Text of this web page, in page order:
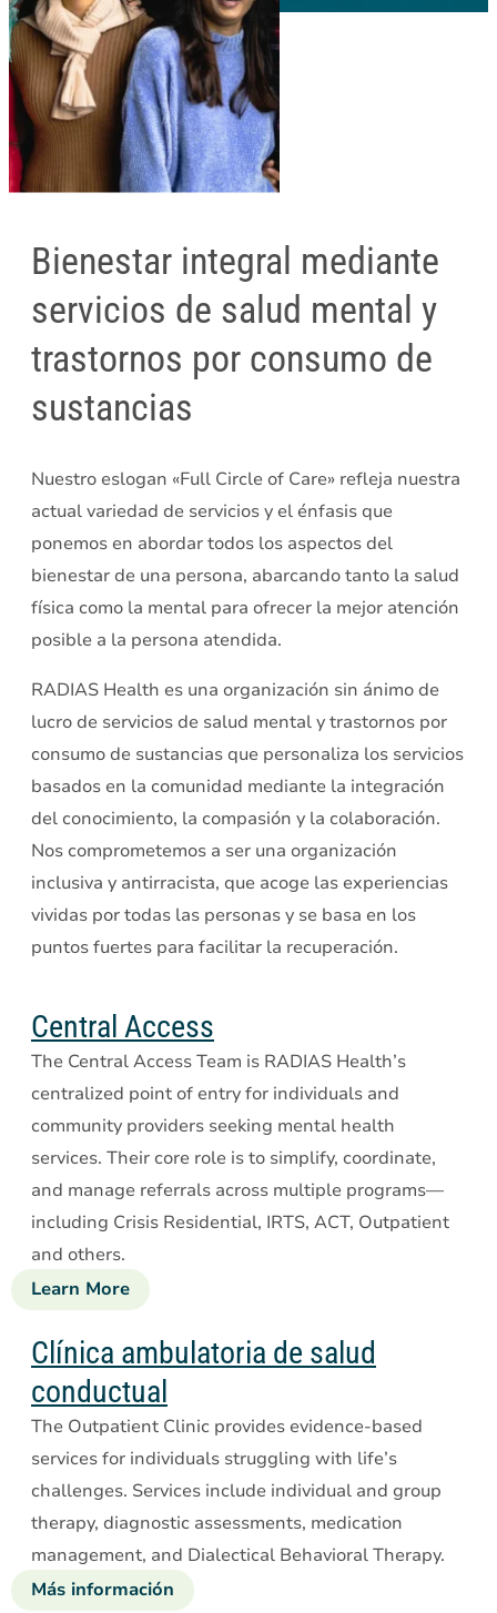
Bienestar integral mediante
servicios de salud mental y
trastornos por consumo de
sustancias
Nuestro eslogan «Full Circle of Care» refleja nuestra
actual variedad de servicios y el énfasis que
ponemos en abordar todos los aspectos del
bienestar de una persona, abarcando tanto la salud
física como la mental para ofrecer la mejor atención
posible a la persona atendida.
RADIAS Health es una organización sin ánimo de
lucro de servicios de salud mental y trastornos por
consumo de sustancias que personaliza los servicios
basados en la comunidad mediante la integración
del conocimiento, la compasión y la colaboración.
Nos comprometemos a ser una organización
inclusiva y antirracista, que acoge las experiencias
vividas por todas las personas y se basa en los
puntos fuertes para facilitar la recuperación.
Central Access
The Central Access Team is RADIAS Health’s
centralized point of entry for individuals and
community providers seeking mental health
services. Their core role is to simplify, coordinate,
and manage referrals across multiple programs—
including Crisis Residential, IRTS, ACT, Outpatient
and others.
Learn More about
Central
Access
Clínica ambulatoria de salud
conductual
The Outpatient Clinic provides evidence-based
services for individuals struggling with life’s
challenges. Services include individual and group
therapy, diagnostic assessments, medication
management, and Dialectical Behavioral Therapy.
Más información sobre